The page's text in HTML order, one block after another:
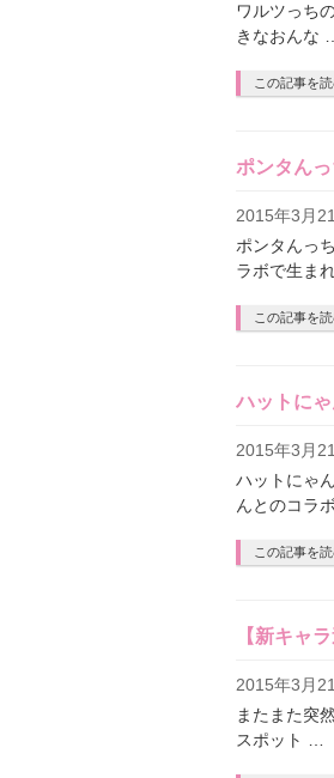
ワルツっち
きなおんな …
この記事を
ポンタんっ
2015年3月
ポンタんっ
ラボで生ま
この記事を
ハットにゃ
2015年3月
ハットにゃ
んとのコラ
この記事を
【新キャ
2015年3月
またまた突
スポット …